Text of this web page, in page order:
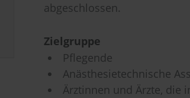
abgeschlossen.
Zielgruppe
Pflegende
Anästhesietechnische
Ärztinnen und Ärzte, die